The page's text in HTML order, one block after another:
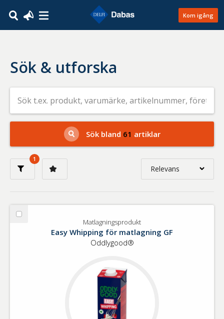
Kom igång
Sök & utforska
Sök
efter
livsmedel
på
t.ex.
produkt,
varumärke,
artikelnummer,
Sök bland 61 artiklar
1
Relevans
Benämning A-
Välj
Matlagningsprodukt
Easy Whipping för matlagning GF
Oddlygood®